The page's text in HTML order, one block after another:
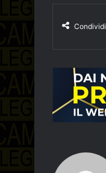
Condividi